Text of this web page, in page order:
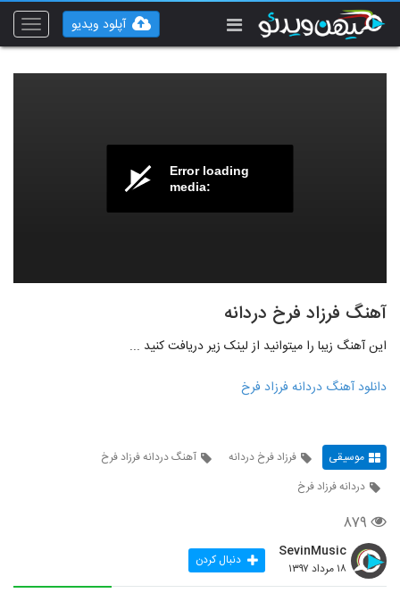
Toggle
آپلود ویدیو
Error loading
media:
آهنگ فرزاد فرخ دردانه
این آهنگ زیبا را میتوانید از لینک زیر دریافت کنید ...
دانلود آهنگ دردانه فرزاد فرخ
موسیقی فرزاد فرخ دردانه
آهنگ دردانه فرزاد فرخ
دردانه فرزاد فرخ
۸۷۹
SevinMusic
۱۸ مرداد ۱۳۹۷ دنبال کردن